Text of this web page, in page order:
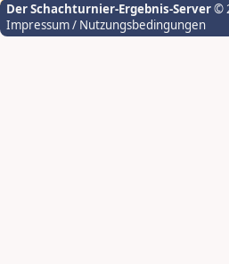
Der Schachturnier-Ergebnis-Server©
Impressum / Nutzungsbedingungen